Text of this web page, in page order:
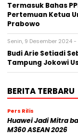
Termasuk Bahas
Pertemuan Ketua
Prabowo
Senin, 9 Desember 2024 -
Budi Arie Setiadi
Tampung Jokowi
BERITA TERBARU
Pers Rilis
Huawei Jadi Mitra
M360 ASEAN 2026